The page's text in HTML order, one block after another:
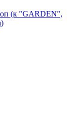
(к "GARDEN",